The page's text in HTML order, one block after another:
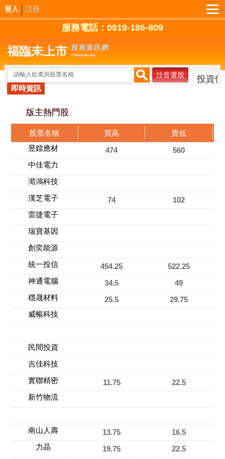
登入 註冊
服務電話：0919-186-809
福臨未上市 股票資訊網
Unlisted share price
即時資訊
公告董事會決議以股份轉換方式將元大證券投資信
版主熱門股
股票名稱 買高
賣低
昱鐳應材
474
560
中佳電力
澔鴻科技
漢芝電子
74
102
雷捷電子
瑞寶基因
創奕能源
統一投信
454.25
522.25
神通電腦
34.5
49
穩晟材料
25.5
29.75
威暢科技
民間投資
吉佳科技
實聯精密
11.75
22.5
新竹物流
南山人壽 13.75
16.5
力晶
19.75 22.5